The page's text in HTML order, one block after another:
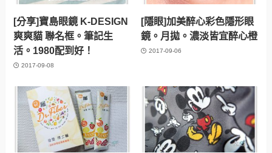
[分享]寶島眼鏡 K-DESIGN
爽爽貓 聯名框。筆記生
活。1980配到好！
2017-09-08
[隱眼]加美醉心彩色隱形眼
鏡。月拋。濃淡皆宜醉心橙
2017-09-06